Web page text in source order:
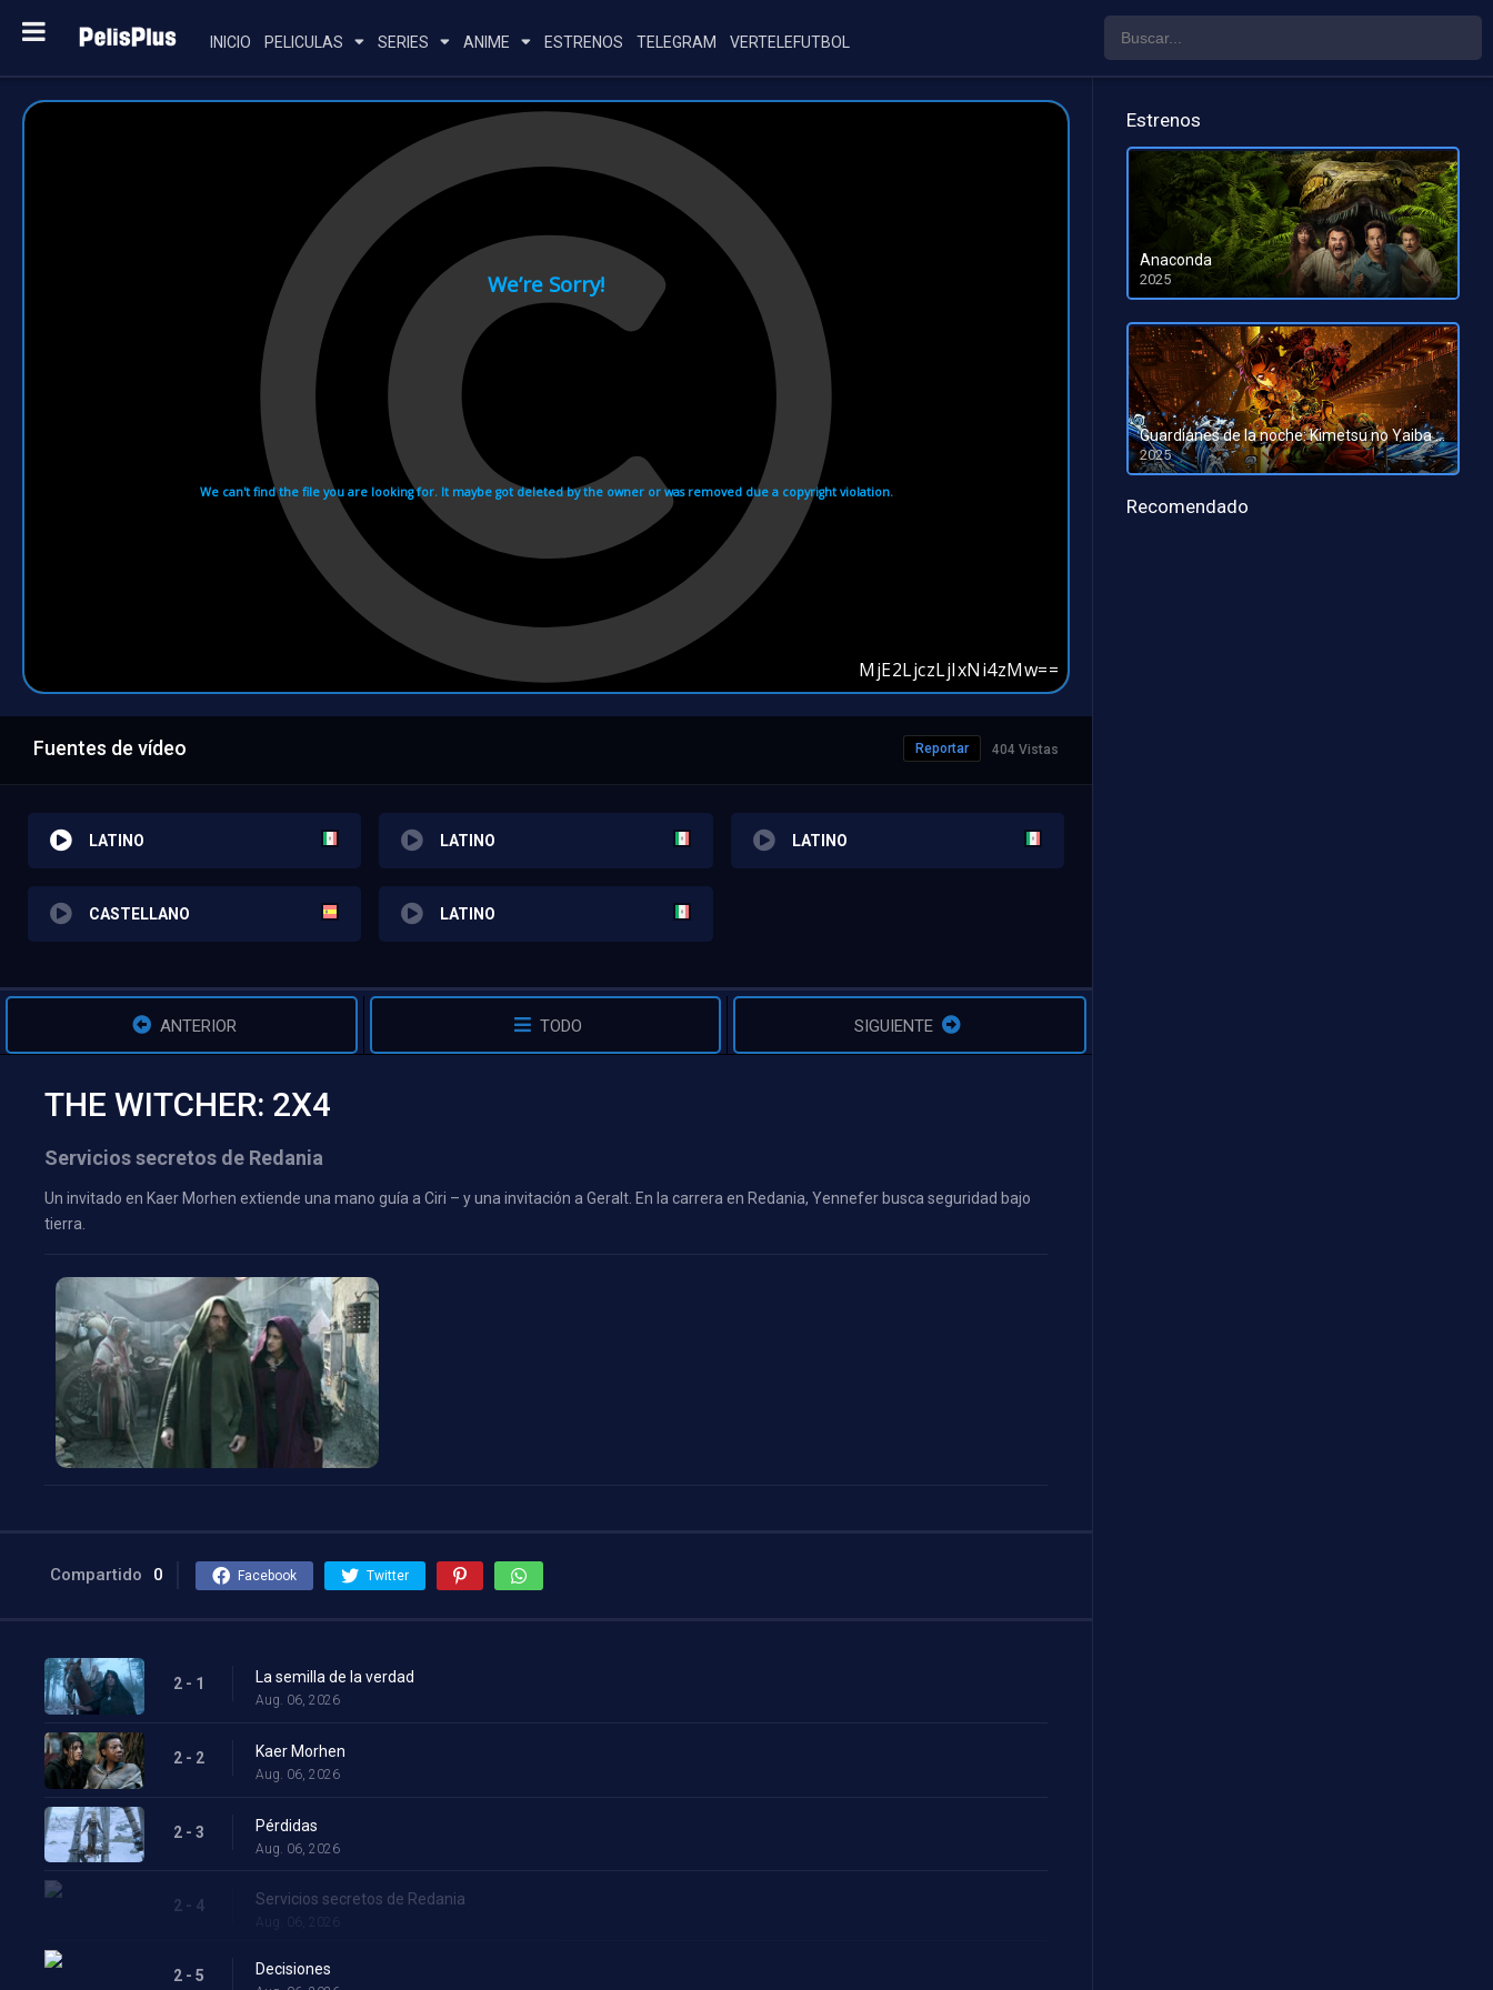
INICIO PELICULAS SERIES ANIME ESTRENOS TELEGRAM VERTELEFUTBOL
Fuentes de vídeo 404 Vistas
Reportar
LATINO LATINO LATINO
CASTELLANO LATINO
ANTERIOR TODO SIGUIENTE
THE WITCHER: 2X4
Servicios secretos de Redania
Un invitado en Kaer Morhen extiende una mano guía a Ciri – y una invitación a Geralt. En la carrera en Redania, Yennefer busca seguridad bajo
tierra.
Compartido 0 Facebook Twitter
2 - 1 La semilla de la verdad
Aug. 06, 2026
2 - 2 Kaer Morhen
Aug. 06, 2026
2 - 3 Pérdidas
Aug. 06, 2026
2 - 4 Servicios secretos de Redania
Aug. 06, 2026
2 - 5 Decisiones
Estrenos
Anaconda
2025
HD 1080pHD 720p
Guardianes de la noche: Kimetsu no Yaiba La fortaleza infinita
2025
HD 1080pHD 720p
Recomendado